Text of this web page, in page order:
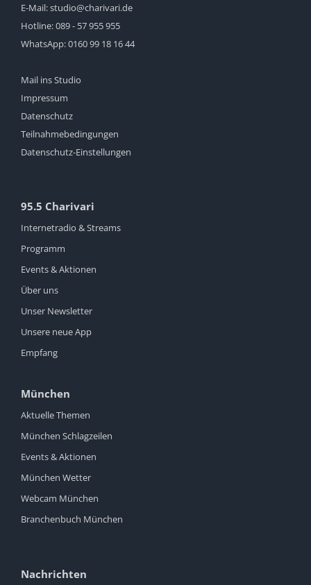
E-Mail:studio@charivari.de
Hotline:089 - 57 955 955
WhatsApp:0160 99 18 16 44
Mail ins Studio
Impressum
Datenschutz
Teilnahmebedingungen
Datenschutz-Einstellungen
95.5 Charivari
Internetradio & Streams
Programm
Events & Aktionen
Über uns
Unser Newsletter
Unsere neue App
Empfang
München
Aktuelle Themen
München Schlagzeilen
Events & Aktionen
München Wetter
Webcam München
Branchenbuch München
Nachrichten